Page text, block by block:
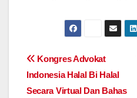
Post
navigation
Kongres Advokat
Indonesia Halal Bi Halal
Secara Virtual Dan Bahas